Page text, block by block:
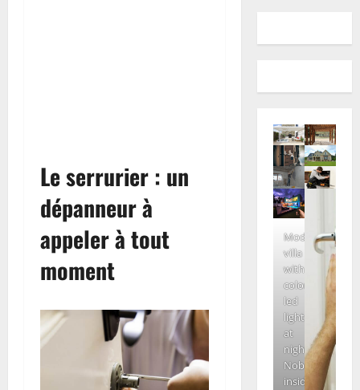
Le serrurier : un
dépanneur à
appeler à tout
moment
Modern
villa
with
colored
led
lights
at
night.
Nobody
inside